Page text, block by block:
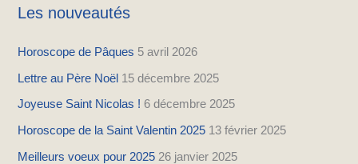
Les nouveautés
Horoscope de Pâques 5 avril 2026
Lettre au Père Noël 15 décembre 2025
Joyeuse Saint Nicolas ! 6 décembre 2025
Horoscope de la Saint Valentin 2025 13 février 2025
Meilleurs voeux pour 2025 26 janvier 2025